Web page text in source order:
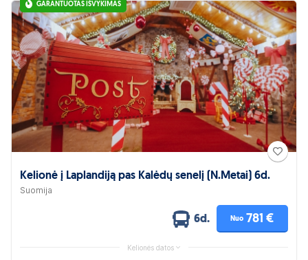
GARANTUOTAS IŠVYKIMAS
Kelionė į Laplandiją pas Kalėdų senelį (N.Metai) 6d.
Suomija
6d. Nuo 781 €
Kelionės datos